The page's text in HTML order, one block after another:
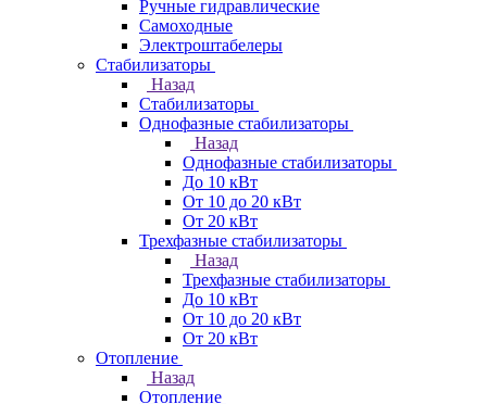
Ручные гидравлические
Самоходные
Электроштабелеры
Стабилизаторы
Назад
Стабилизаторы
Однофазные стабилизаторы
Назад
Однофазные стабилизаторы
До 10 кВт
От 10 до 20 кВт
От 20 кВт
Трехфазные стабилизаторы
Назад
Трехфазные стабилизаторы
До 10 кВт
От 10 до 20 кВт
От 20 кВт
Отопление
Назад
Отопление